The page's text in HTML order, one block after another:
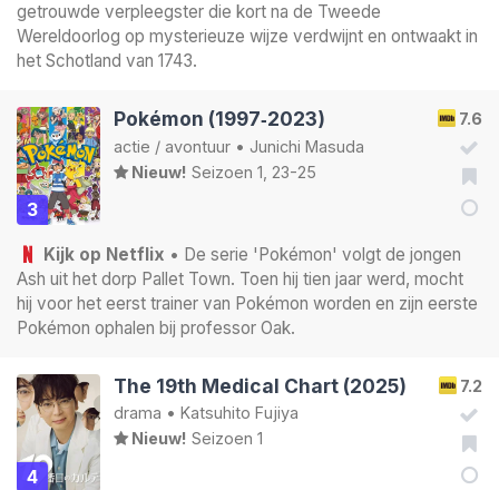
getrouwde verpleegster die kort na de Tweede
Wereldoorlog op mysterieuze wijze verdwijnt en ontwaakt in
het Schotland van 1743.
3
7.6
Pokémon (1997‑2023)
actie / avontuur • Junichi Masuda
Nieuw! Seizoen 1, 23-25
Kijk op Netflix • De serie 'Pokémon' volgt de jongen
Ash uit het dorp Pallet Town. Toen hij tien jaar werd, mocht
hij voor het eerst trainer van Pokémon worden en zijn eerste
Pokémon ophalen bij professor Oak.
4
7.2
The 19th Medical Chart (2025)
drama • Katsuhito Fujiya
Nieuw! Seizoen 1